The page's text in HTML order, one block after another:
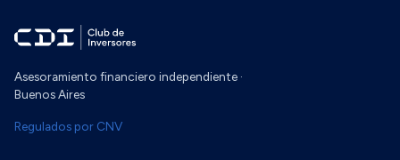
Asesoramiento financiero independiente ·
Buenos Aires
Regulados por CNV